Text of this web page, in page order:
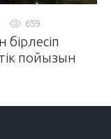
659
пойызын